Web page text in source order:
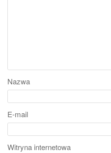
Nazwa
E-mail
Witryna internetowa